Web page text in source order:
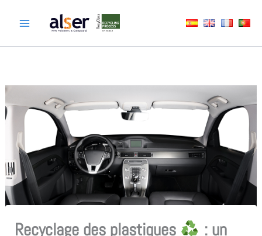
Recyclage des plastiques
: un